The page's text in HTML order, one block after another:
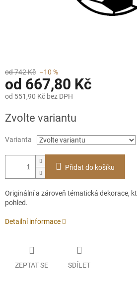
od 742 Kč –10 %
od 667,80 Kč
od 551,90 Kč bez DPH
cena:
Zvolte variantu
Varianta
Přidat do košíku
Originální a zároveň tématická dekorace,
pohled.
Detailní informace
ZEPTAT SE SDÍLET